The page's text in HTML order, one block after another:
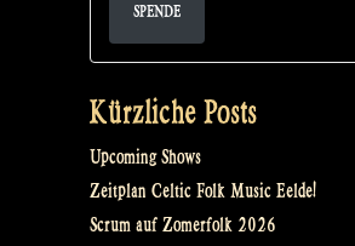
SPENDE
Kürzliche Posts
Upcoming Shows
Zeitplan Celtic Folk Music Eelde!
Scrum auf Zomerfolk 2026